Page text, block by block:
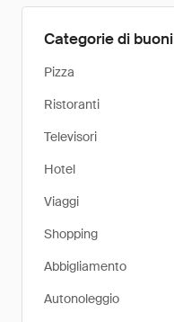
Categorie di buoni
Pizza
Ristoranti
Televisori
Hotel
Viaggi
Shopping
Abbigliamento
Autonoleggio